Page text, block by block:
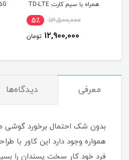
همراه با سیم کارت TD-LTE
13,500,000 5٪
12,900,000 تومان
معرفی دیدگاه‌ها
بدون شک احتمال برخورد گوشی
همواره وجود دارد این کاور با
فرد خود کار سخت پسندان را